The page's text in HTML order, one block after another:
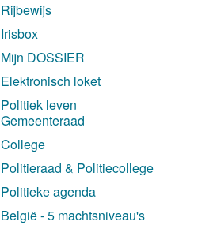
Rijbewijs
Irisbox
Mijn DOSSIER
Elektronisch loket
Politiek leven
Gemeenteraad
College
Politieraad & Politiecollege
Politieke agenda
België - 5 machtsniveau's